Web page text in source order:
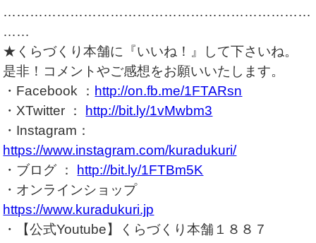
……………………………………………………………
……
★くらづくり本舗に『いいね！』して下さいね。
是非！コメントやご感想をお願いいたします。
・Facebook ： http://on.fb.me/1FTARsn
・XTwitter ：
http://bit.ly/1vMwbm3
・Instagram：
https://www.instagram.com/kuradukuri/
・ブログ ：
http://bit.ly/1FTBm5K
・オンラインショップ
https://www.kuradukuri.jp
・【公式Youtube】くらづくり本舗１８８７